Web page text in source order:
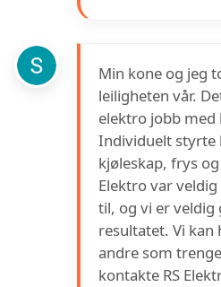
Min kone og jeg
leiligheten vår.
elektro jobb
Individuelt styrte
kjøleskap, frys og
Elektro var
til, og vi er
resultatet. Vi kan
andre som
kontakte RS